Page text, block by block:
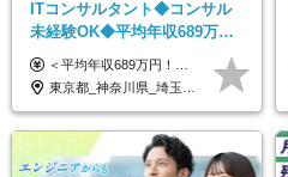
ITコンサルタント◆コンサル
未経験OK◆平均年収689万円
◆業界屈指の営業力でサポー
ト◆フルリモート可
＜平均年収689万円！！＞ ☆前給保証以上☆案件待機期間も給与保証あり☆ 月給40万円～150万円（固定残業代含む） ※経験や能力を考慮し決定します ※試用期間6ヶ月あり。条件や待遇に差異はありません ※上記には固定残業代（30時間分／7万6000円～）が含まれています。 ※超過分は時間外手当を別途支給。 【実際の給与例】 野原さん（35歳）※前職年収480万円 （Java／C#エンジニア ⇒ 業務系システム開発 ⇒ 要件定義・業務分析 ⇒ ITコンサル案件へ参画） ▼620万円（入社初年度） ・Web系業務システム開発（Java、C#） ・ 顧客折衝や開発チームとの調整 ・ 既存システムの改修・機能追加案件に従事 ▼780万円（入社2年目） ・ 金融機関向け業務系システムの要件定義・設計補助 ・ 開発チームと連携した業務分析・課題整理 ・小規模PMO支援案件への参画 ▼1,090万円（入社3年目） ・ 大手企業向けIT戦略・業務改革プロジェクトに参画 ・コンサルタントとして要件定義・業務改善提案・ベンダー調整を担当 ・ PMO／部分的PM業務も兼務し、上流工程での裁量を拡大
東京都_神奈川県_埼玉県_千葉県_大阪府_愛知県_北海道_青森県_岩手県_宮城県_秋田県_山形県_福島県_茨城県_栃木県_群馬県_新潟県_山梨県_長野県_富山県_石川県_福井県_静岡県_岐阜県_三重県_兵庫県_京都府_滋賀県_奈良県_和歌山県_広島県_岡山県_鳥取県_島根県_山口県_徳島県_香川県_愛媛県_高知県_福岡県_熊本県_佐賀県_長崎県_大分県_宮崎県_鹿児島県_沖縄県